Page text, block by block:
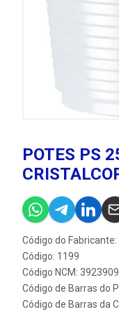
POTES PS
Código do
Código: 1199
Código NCM:
Código de Barras do
Código de Barras da